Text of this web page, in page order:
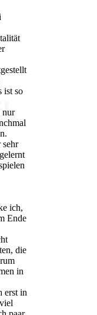
ist so
nur
ich,
Ende
die
in
erst in